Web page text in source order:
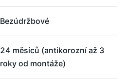
Bezúdržbové
24 měsíců (antikorozní až 3
roky od montáže)